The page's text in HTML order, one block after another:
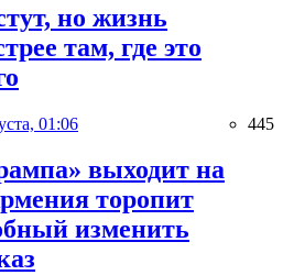
но жизнь
там, где это
01:06 445
выходит на
торопит
изменить